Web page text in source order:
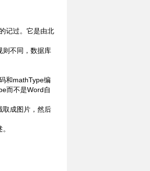
记过。它是由北
则不同，数据库
和mathType编
而不是Word自
取成图片，然后